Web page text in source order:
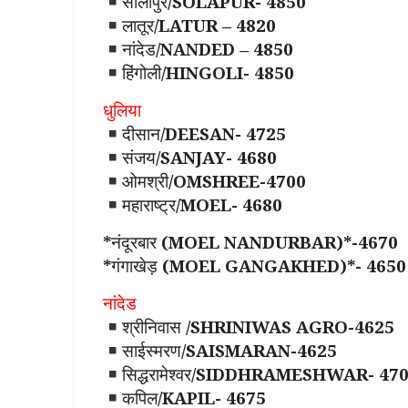
लातूर/LATUR – 4820
नांदेड/NANDED – 4850
हिंगोली/HINGOLI- 4850
धुलिया
दीसान/DEESAN- 4725
संजय/SANJAY- 4680
ओमश्री/OMSHREE-4700
महाराष्ट्र/MOEL- 4680
*नंदूरबार (MOEL NANDURBAR)*-4670
*गंगाखेड़ (MOEL GANGAKHED)*- 4650
नांदेड
श्रीनिवास /SHRINIWAS AGRO-4625
साईस्मरण/SAISMARAN-4625
सिद्धरामेश्वर/SIDDHRAMESHWAR-
कपिल/KAPIL- 4675